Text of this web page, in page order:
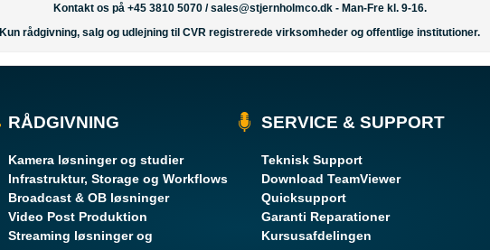
Kontakt os på +45 3810 5070 /sales@stjernholmco.dk- Man-Fre kl. 9-16.
Kun rådgivning, salg og udlejning til CVR registrerede virksomheder og offentlige institutioner.
RÅDGIVNING
Kamera løsninger og studier
Infrastruktur, Storage og Workflows
Broadcast & OB løsninger
Video Post Produktion
Streaming løsninger og
SERVICE & SUPPORT
Teknisk Support
Download TeamViewer
Quicksupport
Garanti Reparationer
Kursusafdelingen